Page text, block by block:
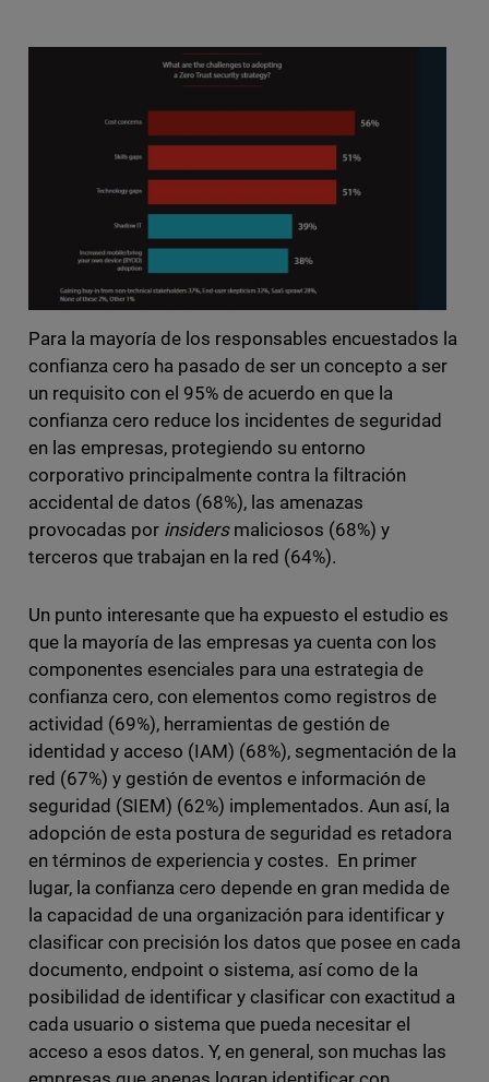
Para la mayoría de los responsables encuestados la
confianza cero ha pasado de ser un concepto a ser
un requisito con el 95% de acuerdo en que la
confianza cero reduce los incidentes de seguridad
en las empresas, protegiendo su entorno
corporativo principalmente contra la filtración
accidental de datos (68%), las amenazas
provocadas por insiders maliciosos (68%) y
terceros que trabajan en la red (64%).
Un punto interesante que ha expuesto el estudio es
que la mayoría de las empresas ya cuenta con los
componentes esenciales para una estrategia de
confianza cero, con elementos como registros de
actividad (69%), herramientas de gestión de
identidad y acceso (IAM) (68%), segmentación de la
red (67%) y gestión de eventos e información de
seguridad (SIEM) (62%) implementados. Aun así, la
adopción de esta postura de seguridad es retadora
en términos de experiencia y costes. En primer
lugar, la confianza cero depende en gran medida de
la capacidad de una organización para identificar y
clasificar con precisión los datos que posee en cada
documento, endpoint o sistema, así como de la
posibilidad de identificar y clasificar con exactitud a
cada usuario o sistema que pueda necesitar el
acceso a esos datos. Y, en general, son muchas las